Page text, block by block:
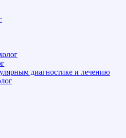
диагностике и лечению